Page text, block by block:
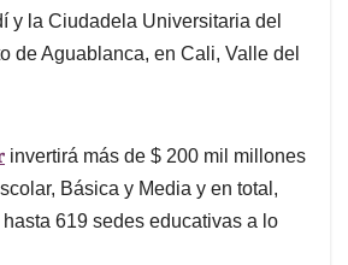
y la Ciudadela Universitaria del
de Aguablanca, en Cali, Valle del
invertirá más de $ 200 mil millones
Básica y Media y en total,
619 sedes educativas a lo